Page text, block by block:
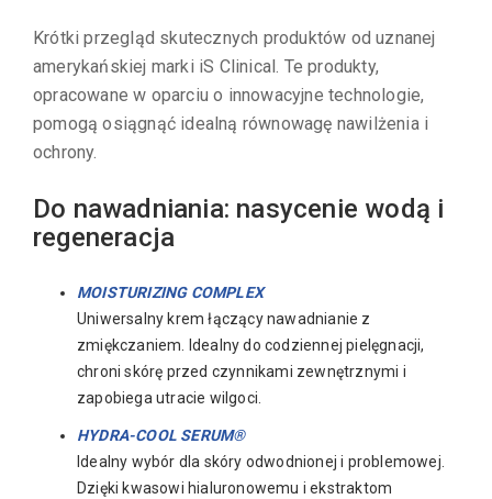
Krótki przegląd skutecznych produktów od uznanej
amerykańskiej marki iS Clinical. Te produkty,
opracowane w oparciu o innowacyjne technologie,
pomogą osiągnąć idealną równowagę nawilżenia i
ochrony.
Do nawadniania: nasycenie wodą i
regeneracja
MOISTURIZING COMPLEX
Uniwersalny krem łączący nawadnianie z
zmiękczaniem. Idealny do codziennej pielęgnacji,
chroni skórę przed czynnikami zewnętrznymi i
zapobiega utracie wilgoci.
HYDRA-COOL SERUM®
Idealny wybór dla skóry odwodnionej i problemowej.
Dzięki kwasowi hialuronowemu i ekstraktom